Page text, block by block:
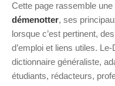
Cette page rassemble
démenotter, ses
lorsque c’est pertinent,
d’emploi et liens utiles.
dictionnaire généraliste,
étudiants, rédacteurs,